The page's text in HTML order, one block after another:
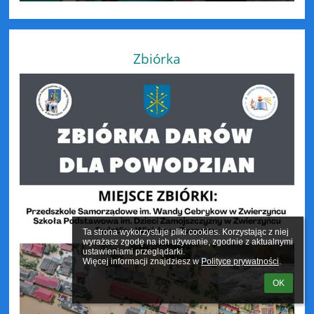
Ta strona wykorzystuje pliki cookies. Korzystając z niej
wyrażasz zgodę na ich używanie, zgodnie z aktualnymi
ustawieniami przeglądarki.
Więcej informacji znajdziesz w Polityce prywatności.
OK
Zbiórka